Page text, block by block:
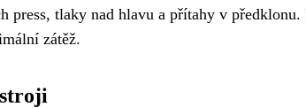
press, tlaky nad hlavu a přítahy v předklonu.
zátěž.